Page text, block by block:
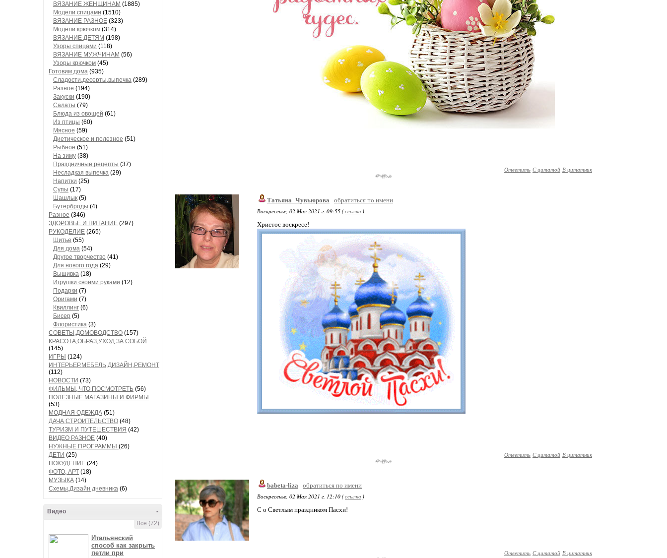
ВЯЗАНИЕ ЖЕНЩИНАМ (1885)
Модели спицами (1510)
ВЯЗАНИЕ РАЗНОЕ (323)
Модели крючком (314)
ВЯЗАНИЕ ДЕТЯМ (198)
Узоры спицами (118)
ВЯЗАНИЕ МУЖЧИНАМ (56)
Узоры крючком (45)
Готовим дома (935)
Сладости,десерты,выпечка (289)
Разное (194)
Закуски (190)
Салаты (79)
Блюда из овощей (61)
Из птицы (60)
Мясное (59)
Диетическое и полезное (51)
Рыбное (51)
На зиму (38)
Праздничные рецепты (37)
Несладкая выпечка (29)
Напитки (25)
Супы (17)
Шашлык (5)
Бутерброды (4)
Разное (346)
ЗДОРОВЬЕ И ПИТАНИЕ (297)
РУКОДЕЛИЕ (265)
Шитье (55)
Для дома (54)
Другое творчество (41)
Для нового года (29)
Вышивка (18)
Игрушки своими руками (12)
Подарки (7)
Оригами (7)
Квиллинг (6)
Бисер (5)
Флористика (3)
СОВЕТЫ,ДОМОВОДСТВО (157)
КРАСОТА,ОБРАЗ,УХОД ЗА СОБОЙ
(145)
ИГРЫ (124)
ИНТЕРЬЕР,МЕБЕЛЬ,ДИЗАЙН,РЕМОНТ
(112)
НОВОСТИ (73)
ФИЛЬМЫ, ЧТО ПОСМОТРЕТЬ (56)
ПОЛЕЗНЫЕ МАГАЗИНЫ И ФИРМЫ
(53)
МОДНАЯ ОДЕЖДА (51)
ДАЧА,СТРОИТЕЛЬСТВО (48)
ТУРИЗМ И ПУТЕШЕСТВИЯ (42)
ВИДЕО РАЗНОЕ (40)
НУЖНЫЕ ПРОГРАММЫ (26)
ДЕТИ (25)
ПОХУДЕНИЕ (24)
ФОТО, АРТ (18)
МУЗЫКА (14)
Схемы,Дизайн дневника (6)
-
Видео
Все (72)
Итальянский
способ как закрыть
петли при
Ответить С цитатой В цитатник
Татьяна_Чувьюрова
обратиться по имени
Воскресенье, 02 Мая 2021 г. 09:55 (ссылка )
Христос воскресе!
Ответить С цитатой В цитатник
babeta-liza
обратиться по имени
Воскресенье, 02 Мая 2021 г. 12:10 (ссылка )
С о Светлым праздником Пасхи!
Ответить С цитатой В цитатник